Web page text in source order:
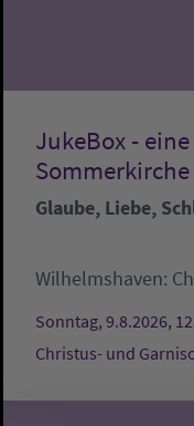
JukeBox -
Sommerkirche
Glaube, Liebe,
Wilhelmshaven:
Sonntag, 9.8.2026,
Christus- und